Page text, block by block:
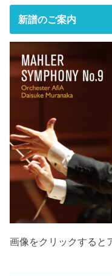
新譜のご案内
画像をクリックすると